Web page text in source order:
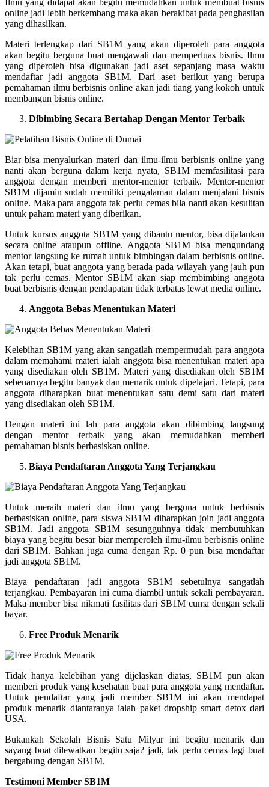
online jadi lebih berkembang maka akan berakibat pada penghasilan
yang dihasilkan.
Materi terlengkap dari SB1M yang akan diperoleh para anggota
akan begitu berguna buat mengawali dan memperluas bisnis. Ilmu
yang diperoleh bisa digunakan jadi aset sepanjang masa waktu
mendaftar jadi anggota SB1M. Dari aset berikut yang berupa
pemahaman ilmu berbisnis online akan jadi tiang yang kokoh untuk
membangun bisnis online.
Dibimbing Secara Bertahap Dengan Mentor Terbaik
Biar bisa menyalurkan materi dan ilmu-ilmu berbisnis online yang
nanti akan berguna dalam kerja nyata, SB1M memfasilitasi para
anggota dengan memberi mentor-mentor terbaik. Mentor-mentor
SB1M dijamin sudah memiliki pengalaman dalam menjalani bisnis
online. Maka para anggota tak perlu cemas bila nanti akan kesulitan
untuk paham materi yang diberikan.
Untuk kursus anggota SB1M yang dibantu mentor, bisa dijalankan
secara online ataupun offline. Anggota SB1M bisa mengundang
mentor langsung ke rumah untuk bimbingan dalam berbisnis online.
Akan tetapi, buat anggota yang berada pada wilayah yang jauh pun
tak perlu cemas. Mentor SB1M akan siap membimbing anggota
buat berbisnis dengan pendapatan tidak terbatas lewat media online.
Anggota Bebas Menentukan Materi
Kelebihan SB1M yang akan sangatlah mempermudah para anggota
dalam memahami materi ialah anggota bisa menentukan materi apa
yang disediakan oleh SB1M. Materi yang disediakan oleh SB1M
sebenarnya begitu banyak dan menarik untuk dipelajari. Tetapi, para
anggota diharapkan buat menentukan satu demi satu dari materi
yang disediakan oleh SB1M.
Dengan materi ini lah para anggota akan dibimbing langsung
dengan mentor terbaik yang akan memudahkan memberi
pemahaman bisnis berbasiskan online.
Biaya Pendaftaran Anggota Yang Terjangkau
Untuk meraih materi dan ilmu yang berguna untuk berbisnis
berbasiskan online, para siswa SB1M diharapkan join jadi anggota
SB1M. Jadi anggota SB1M sesungguhnya tidak membutuhkan
biaya yang begitu besar biar memperoleh ilmu-ilmu berbisnis online
dari SB1M. Bahkan juga cuma dengan Rp. 0 pun bisa mendaftar
jadi anggota SB1M.
Biaya pendaftaran jadi anggota SB1M sebetulnya sangatlah
terjangkau. Pembayaran ini cuma diambil untuk sekali pembayaran.
Maka member bisa nikmati fasilitas dari SB1M cuma dengan sekali
bayar.
Free Produk Menarik
Tidak hanya kelebihan yang dijelaskan diatas, SB1M pun akan
memberi produk yang kesehatan buat para anggota yang mendaftar.
Untuk pendaftar yang jadi member SB1M ini akan mendapat
produk menarik diantaranya ialah paket dropship smart detox dari
USA.
Bukankah Sekolah Bisnis Satu Milyar ini begitu menarik dan
sayang buat dilewatkan begitu saja? jadi, tak perlu cemas lagi buat
bergabung dengan SB1M.
Testimoni Member SB1M